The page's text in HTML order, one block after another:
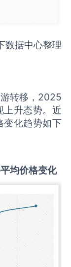
数据中心整理
转移，2025
上升态势。近
变化趋势如下
平均价格变化